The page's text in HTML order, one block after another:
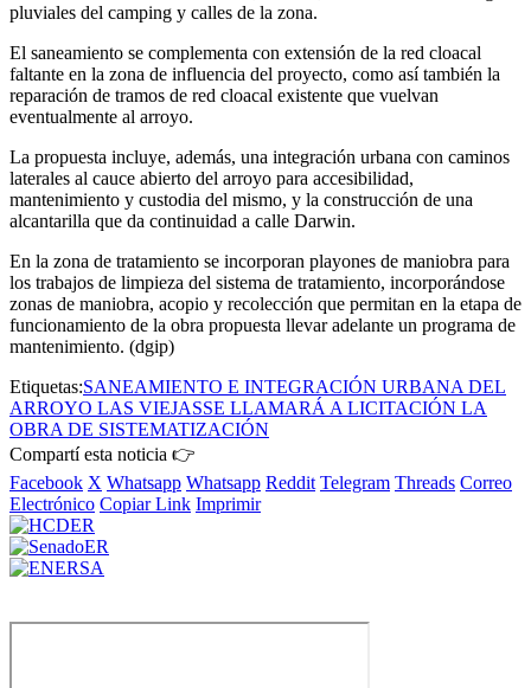
pluviales del camping y calles de la zona.
El saneamiento se complementa con extensión de la red cloacal
faltante en la zona de influencia del proyecto, como así también la
reparación de tramos de red cloacal existente que vuelvan
eventualmente al arroyo.
La propuesta incluye, además, una integración urbana con caminos
laterales al cauce abierto del arroyo para accesibilidad,
mantenimiento y custodia del mismo, y la construcción de una
alcantarilla que da continuidad a calle Darwin.
En la zona de tratamiento se incorporan playones de maniobra para
los trabajos de limpieza del sistema de tratamiento, incorporándose
zonas de maniobra, acopio y recolección que permitan en la etapa de
funcionamiento de la obra propuesta llevar adelante un programa de
mantenimiento. (dgip)
Etiquetas:SANEAMIENTO E INTEGRACIÓN URBANA DEL
ARROYO LAS VIEJASSE LLAMARÁ A LICITACIÓN LA
OBRA DE SISTEMATIZACIÓN
Compartí esta noticia 👉
Facebook X Whatsapp Whatsapp Reddit Telegram Threads Correo
Electrónico Copiar Link Imprimir